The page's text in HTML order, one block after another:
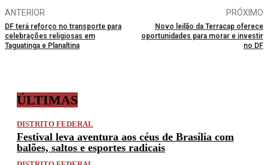
ANTERIOR
DF terá reforço no transporte para
celebrações religiosas em
Taguatinga e Planaltina
PRÓXIMO
Novo leilão da Terracap oferece
oportunidades para morar e investir
no DF
ÚLTIMAS
DISTRITO FEDERAL
Festival leva aventura aos céus de Brasília com
balões, saltos e esportes radicais